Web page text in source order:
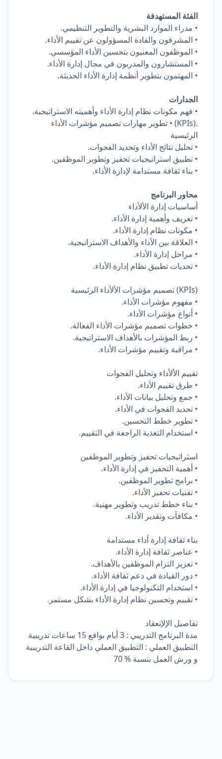
الفئة المستهدفة
• مدراء الموارد البشرية والتطوير التنظيمي.
• المشرفون والقادة المسؤولون عن تقييم الأداء.
• الموظفون المعنيون بتحسين الأداء المؤسسي.
• المستشارون والمدربون في مجال إدارة الأداء.
• المهتمون بتطوير أنظمة إدارة الأداء الحديثة.
الجدارات
• فهم مكونات نظام إدارة الأداء وأهميته الاستراتيجية.
.(KPIs) • تطوير مهارات تصميم مؤشرات الأداء
الرئيسية
• تحليل نتائج الأداء وتحديد الفجوات.
• تطبيق استراتيجيات تحفيز وتطوير الموظفين.
• بناء ثقافة مستدامة لإدارة الأداء.
محاور البرنامج
أساسيات إدارة الألأداء
• تعريف وأهمية إدارة الأداء.
• مكونات نظام إدارة الأداء.
• العلاقة بين الأداء والأهداف الاستراتيجية.
• مراحل إدارة الأداء.
• تحديات تطبيق نظام إدارة الأداء.
(KPIs) تصميم مؤشرات الألأداء الرئيسية
• مفهوم مؤشرات الأداء.
• أنواع مؤشرات الأداء.
• خطوات تصميم مؤشرات الأداء الفعالة.
• ربط المؤشرات بالأهداف الاستراتيجية.
• مراقبة وتقييم مؤشرات الأداء.
تقييم الألأداء وتحليل الفجوات
• طرق تقييم الأداء.
• جمع وتحليل بيانات الأداء.
• تحديد الفجوات في الأداء.
• تطوير خطط التحسين.
• استخدام التغذية الراجعة في التقييم.
استراتيجيات تحفيز وتطوير الموظفين
• أهمية التحفيز في إدارة الأداء.
• برامج تطوير الموظفين.
• تقنيات تحفيز الأداء.
• بناء خطط تدريب وتطوير مهنية.
• مكافآت وتقدير الأداء.
بناء ثقافة إدارة أداء مستدامة
• عناصر ثقافة إدارة الأداء.
• تعزيز التزام الموظفين بالأهداف.
• دور القيادة في دعم ثقافة الأداء.
• استخدام التكنولوجيا في إدارة الأداء.
• تقييم وتحسين نظام إدارة الأداء بشكل مستمر.
تفاصيل الإلإنعقاد
مدة البرنامج التدريبي : 3 أيام بواقع 15 ساعات تدريبية
التطبيق العملي : التطبيق العملي داخل القاعة التدريبية
و ورش العمل بنسبة % 70